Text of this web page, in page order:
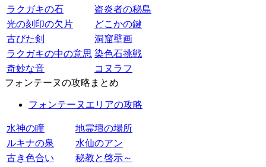
ラクガキの石
盗炎者の秘島
光の刻印の欠片
どこかの鍵
古びた剣
洞窟壁画
ラクガキの中の意思 染色石挑戦
奇妙な音
コヌラフ
フォンテーヌの攻略まとめ
フォンテーヌエリアの攻略
水神の瞳
地霊壇の場所
ルキナの泉
水仙のアン
古き色合い
秘教と啓示～